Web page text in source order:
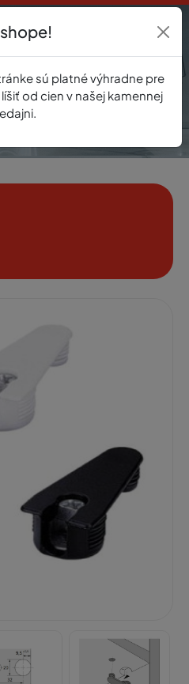
sú platné výhradne pre
od cien v našej kamennej